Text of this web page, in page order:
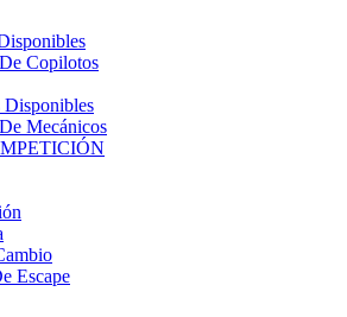
Copilotos
Disponibles
Mecánicos
Escape